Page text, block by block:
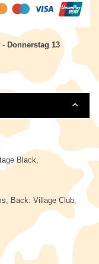
- Donnerstag 13
Black,
Back: Village Club,